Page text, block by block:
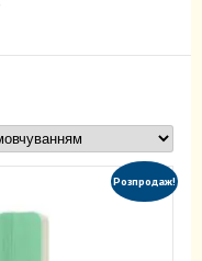
Розпродаж!